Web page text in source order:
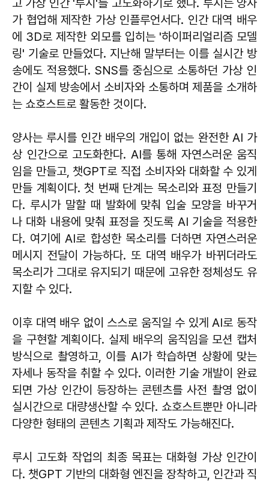
고 가상 인간 '루시'를 고도화하기로 했다. 루시는 양사
가 협업해 제작한 가상 인플루언서다. 인간 대역 배우
에 3D로 제작한 외모를 입히는 '하이퍼리얼리즘 모델
링' 기술로 만들었다. 지난해 말부터는 이를 실시간 방
송에도 적용했다. SNS를 중심으로 소통하던 가상 인
간이 실제 방송에서 소비자와 소통하며 제품을 소개하
는 쇼호스트로 활동한 것이다.
양사는 루시를 인간 배우의 개입이 없는 완전한 AI 가
상 인간으로 고도화한다. AI를 통해 자연스러운 움직
임을 만들고, 챗GPT로 직접 소비자와 대화할 수 있게
만들 계획이다. 첫 번째 단계는 목소리와 표정 만들기
다. 루시가 말할 때 발화에 맞춰 입술 모양을 바꾸거
나 대화 내용에 맞춰 표정을 짓도록 AI 기술을 적용한
다. 여기에 AI로 합성한 목소리를 더하면 자연스러운
메시지 전달이 가능하다. 또 대역 배우가 바뀌더라도
목소리가 그대로 유지되기 때문에 고유한 정체성도 유
지할 수 있다.
이후 대역 배우 없이 스스로 움직일 수 있게 AI로 동작
을 구현할 계획이다. 실제 배우의 움직임을 모션 캡처
방식으로 촬영하고, 이를 AI가 학습하면 상황에 맞는
자세나 동작을 취할 수 있다. 이러한 기술 개발이 완료
되면 가상 인간이 등장하는 콘텐츠를 사전 촬영 없이
실시간으로 대량생산할 수 있다. 쇼호스트뿐만 아니라
다양한 형태의 콘텐츠 기획과 제작도 가능해진다.
루시 고도화 작업의 최종 목표는 대화형 가상 인간이
다. 챗GPT 기반의 대화형 엔진을 장착하고, 인간과 직